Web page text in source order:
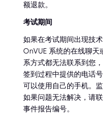
额退款。
考试期间
如果在考试期间出现技
OnVUE 系统的在线聊天
系方式都无法联系到您
签到过程中提供的电话
可以使用自己的手机。
如果问题无法解决，请
事件报告编号。